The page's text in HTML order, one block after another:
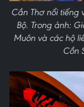
Cần Thơ nổi
Bộ. Trong ảnh:
Muôn và các hộ
Cồn